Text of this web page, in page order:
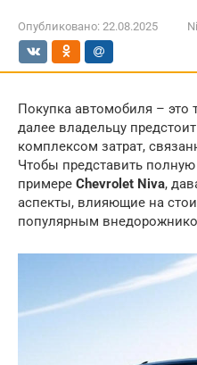
Опубликовано: 22.08.2025
Покупка автомобиля – это
далее владельцу
комплексом затрат,
Чтобы представить полную
примере Chevrolet Niva,
аспекты, влияющие на
популярным